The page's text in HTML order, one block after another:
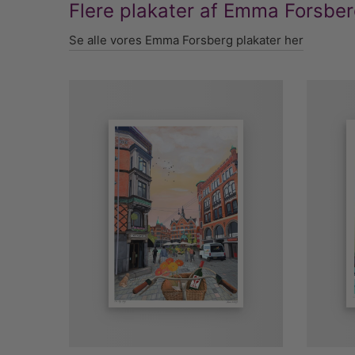
Flere plakater af Emma
Se alle vores Emma Forsberg plakater her